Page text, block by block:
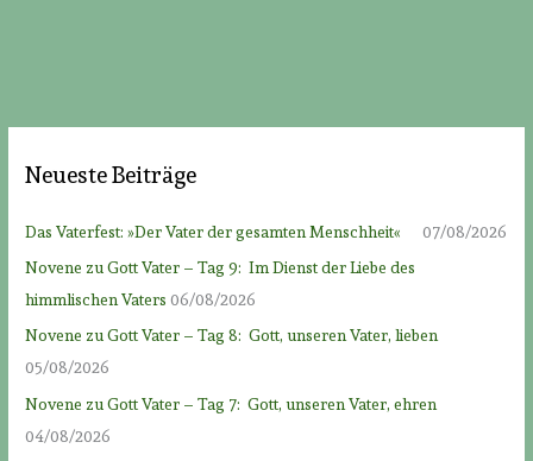
Neueste Beiträge
Das Vaterfest: »Der Vater der gesamten Menschheit«
07/08/2026
Novene zu Gott Vater – Tag 9: Im Dienst der Liebe des
himmlischen Vaters 06/08/2026
Novene zu Gott Vater – Tag 8: Gott, unseren Vater, lieben
05/08/2026
Novene zu Gott Vater – Tag 7: Gott, unseren Vater, ehren
04/08/2026